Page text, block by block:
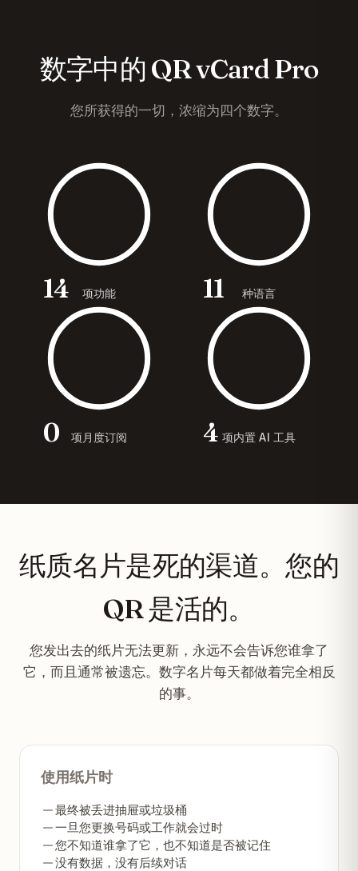
数字中的 QR vCard Pro
您所获得的一切，浓缩为四个数字。
14 项功能 11 种语言
0 项月度订阅 4 项内置 AI 工具
纸质名片是死的渠道。您的
QR 是活的。
您发出去的纸片无法更新，永远不会告诉您谁拿了
它，而且通常被遗忘。数字名片每天都做着完全相反
的事。
使用纸片时
最终被丢进抽屉或垃圾桶
一旦您更换号码或工作就会过时
您不知道谁拿了它，也不知道是否被记住
没有数据，没有后续对话